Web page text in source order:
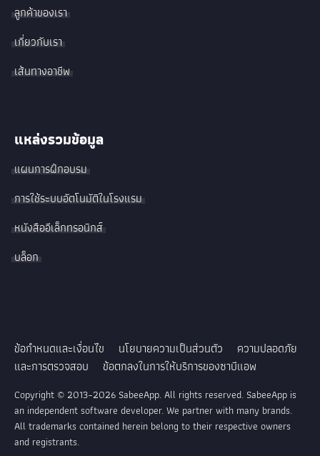
ลูกค้าของเรา
เกี่ยวกับเรา
เส้นทางอาชีพ
แหล่งรวมข้อมูล
แผนการฝึกอบรม
การใช้ระบบอัตโนมัติในโรงแรม
หนังสืออีเล็กทรอนิกส์
บล็อก
ข้อกำหนดและเงื่อนไข นโยบายความเป็นส่วนตัว
ความปลอดภัย
และการตรวจสอบ
ข้อตกลงในการให้บริการของซาบีแอพ
Copyright © 2013–2026 SabeeApp. All rights reserved. SabeeApp is
an independent software developer. We partner with many brands.
All trademarks contained herein belong to their respective owners
and registrants.